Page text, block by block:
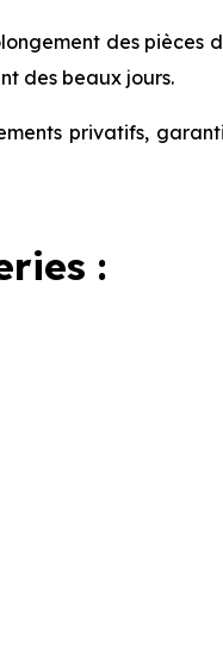
des pièces
des beaux jours.
privatifs,
: